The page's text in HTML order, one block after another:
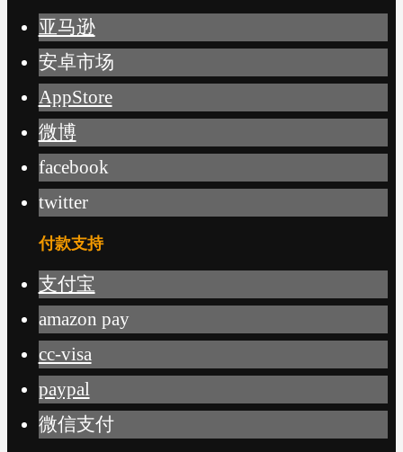
亚马逊
安卓市场
AppStore
微博
facebook
twitter
付款支持
支付宝
amazon pay
cc-visa
paypal
微信支付